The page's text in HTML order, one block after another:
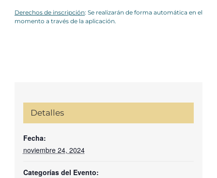
Derechos de inscripción: Se realizarán de forma automática en el
momento a través de la aplicación.
Detalles
Fecha:
noviembre 24, 2024
Categorías del Evento: